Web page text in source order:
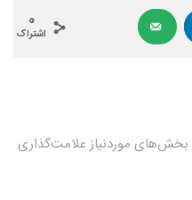
0
اشتراک
بخش‌های موردنیاز علامت‌گذاری